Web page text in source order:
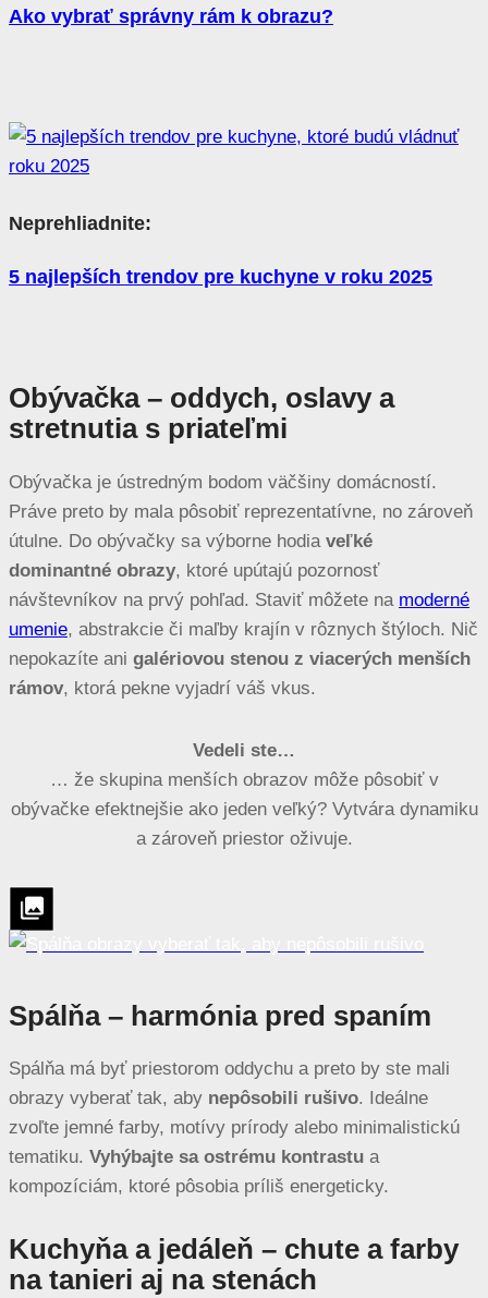
Ako vybrať správny rám k obrazu?
Neprehliadnite:
5 najlepších trendov pre kuchyne v roku 2025
Obývačka – oddych, oslavy a
stretnutia s priateľmi
Obývačka je ústredným bodom väčšiny domácností.
Práve preto by mala pôsobiť reprezentatívne, no zároveň
útulne. Do obývačky sa výborne hodia veľké
dominantné obrazy, ktoré upútajú pozornosť
návštevníkov na prvý pohľad. Staviť môžete na moderné
umenie, abstrakcie či maľby krajín v rôznych štýloch. Nič
nepokazíte ani galériovou stenou z viacerých menších
rámov, ktorá pekne vyjadrí váš vkus.
Vedeli ste…
… že skupina menších obrazov môže pôsobiť v
obývačke efektnejšie ako jeden veľký? Vytvára dynamiku
a zároveň priestor oživuje.
Spálňa – harmónia pred spaním
Spálňa má byť priestorom oddychu a preto by ste mali
obrazy vyberať tak, aby nepôsobili rušivo. Ideálne
zvoľte jemné farby, motívy prírody alebo minimalistickú
tematiku. Vyhýbajte sa ostrému kontrastu a
kompozíciám, ktoré pôsobia príliš energeticky.
Kuchyňa a jedáleň – chute a farby
na tanieri aj na stenách